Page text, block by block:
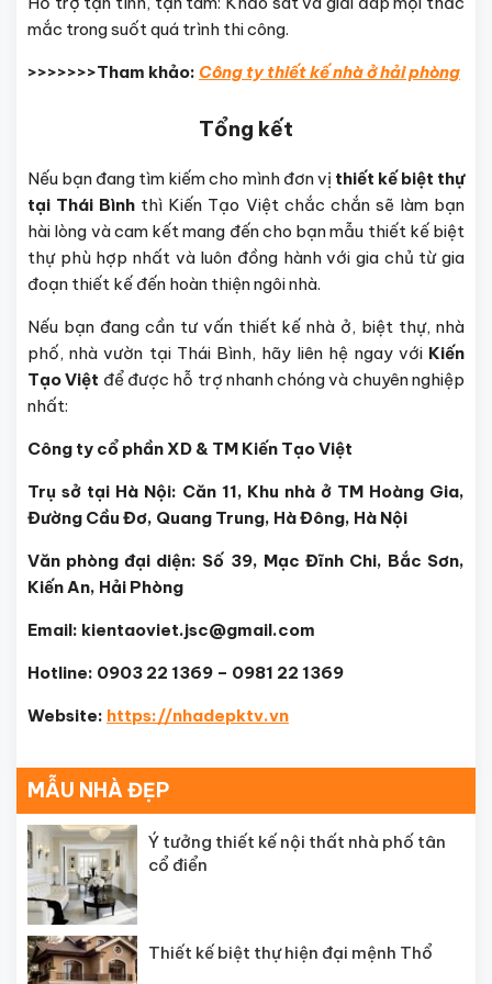
mắc trong suốt quá trình thi công.
>>>>>>>Tham khảo: Công ty thiết kế nhà ở hải phòng
Tổng kết
Nếu bạn đang tìm kiếm cho mình đơn vị thiết kế biệt thự
tại Thái Bình thì Kiến Tạo Việt chắc chắn sẽ làm bạn
hài lòng và cam kết mang đến cho bạn mẫu thiết kế biệt
thự phù hợp nhất và luôn đồng hành với gia chủ từ gia
đoạn thiết kế đến hoàn thiện ngôi nhà.
Nếu bạn đang cần tư vấn thiết kế nhà ở, biệt thự, nhà
phố, nhà vườn tại Thái Bình, hãy liên hệ ngay với Kiến
Tạo Việt để được hỗ trợ nhanh chóng và chuyên nghiệp
nhất:
Công ty cổ phần XD & TM Kiến Tạo Việt
Trụ sở tại Hà Nội: Căn 11, Khu nhà ở TM Hoàng Gia,
Đường Cầu Đơ, Quang Trung, Hà Đông, Hà Nội
Văn phòng đại diện: Số 39, Mạc Đĩnh Chi, Bắc Sơn,
Kiến An, Hải Phòng
Email: kientaoviet.jsc@gmail.com
Hotline: 0903 22 1369 – 0981 22 1369
Website: https://nhadepktv.vn
MẪU NHÀ ĐẸP
Ý tưởng thiết kế nội thất nhà phố tân
cổ điển
Thiết kế biệt thự hiện đại mệnh Thổ